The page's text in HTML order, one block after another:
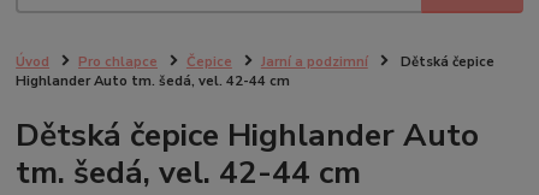
Úvod Pro chlapce Čepice Jarní a podzimní
Dětská čepice
Highlander Auto tm. šedá, vel. 42-44 cm
Dětská čepice Highlander Auto
tm. šedá, vel. 42-44 cm